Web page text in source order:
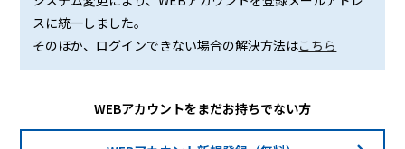
スに統一しました。
そのほか、ログインできない場合の解決方法はこちら
WEBアカウントをまだお持ちでない方